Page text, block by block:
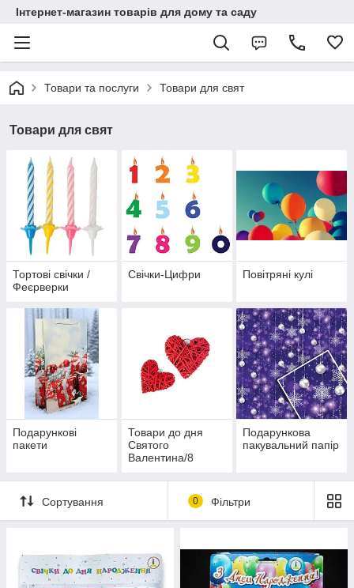
Інтернет-магазин товарів для дому та саду
Товари та послуги Товари для свят
Товари для свят
Тортові свічки /
Феєрверки
Свічки-Цифри Повітряні кулі
Подарункові
пакети
Товари до дня
Святого
Валентина/8
гроші купюри
Подарункова
пакувальний папір
Сортування 0 Фільтри